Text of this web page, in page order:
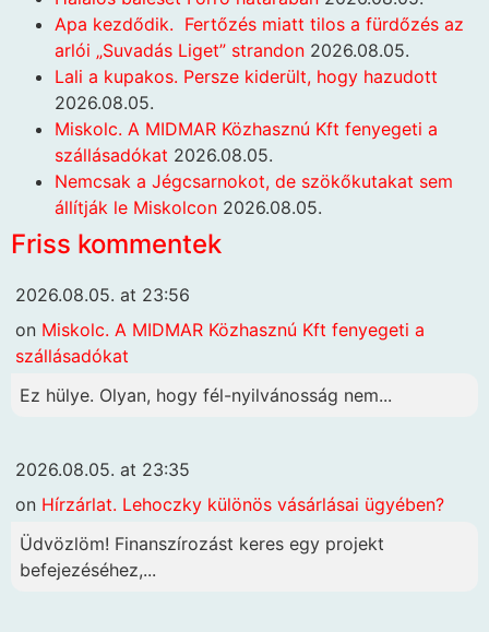
Apa kezdődik. Fertőzés miatt tilos a fürdőzés az
arlói „Suvadás Liget” strandon 2026.08.05.
Lali a kupakos. Persze kiderült, hogy hazudott
2026.08.05.
Miskolc. A MIDMAR Közhasznú Kft fenyegeti a
szállásadókat 2026.08.05.
Nemcsak a Jégcsarnokot, de szökőkutakat sem
állítják le Miskolcon 2026.08.05.
Friss kommentek
2026.08.05. at 23:56
on Miskolc. A MIDMAR Közhasznú Kft fenyegeti a
szállásadókat
Ez hülye. Olyan, hogy fél-nyilvánosság nem...
2026.08.05. at 23:35
on Hírzárlat. Lehoczky különös vásárlásai ügyében?
Üdvözlöm! Finanszírozást keres egy projekt
befejezéséhez,...